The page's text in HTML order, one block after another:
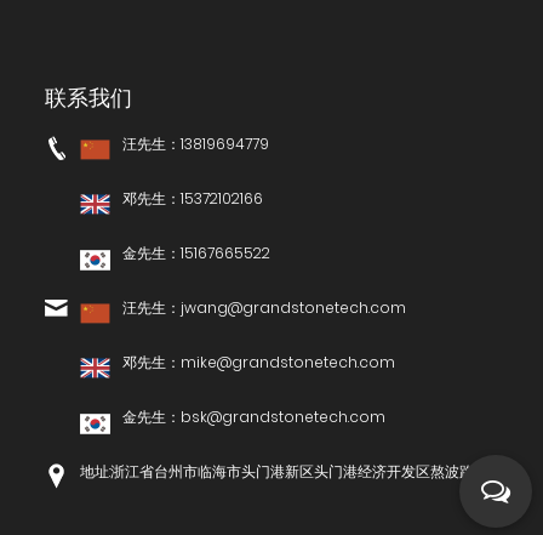
联系我们
汪先生：13819694779
邓先生：15372102166
金先生：15167665522
汪先生： jwang@grandstonetech.com
邓先生： mike@grandstonetech.com
金先生： bsk@grandstonetech.com
地址:浙江省台州市临海市头门港新区头门港经济开发区熬波路1号